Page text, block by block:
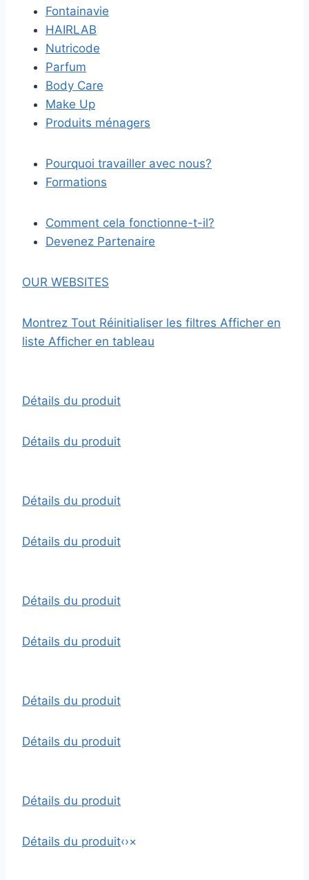
Fontainavie
HAIRLAB
Nutricode
Parfum
Body Care
Make Up
Produits ménagers
Pourquoi travailler avec nous?
Formations
Comment cela fonctionne-t-il?
Devenez Partenaire
OUR WEBSITES
Montrez Tout Réinitialiser les filtres Afficher en
liste Afficher en tableau
Détails du produit
Détails du produit
Détails du produit
Détails du produit
Détails du produit
Détails du produit
Détails du produit
Détails du produit
Détails du produit
Détails du produit‹›×